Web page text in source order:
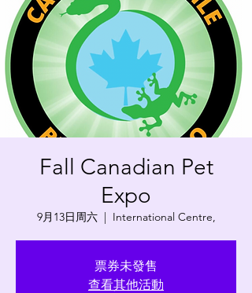
Fall Canadian Pet
Expo
9月13日周六
  |
International Centre,
票券未發售
查看其他活動